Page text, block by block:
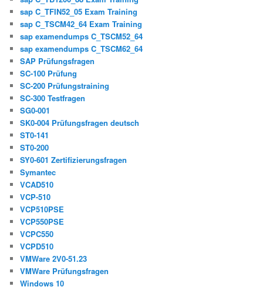
sap C_TFIN52_05 Exam Training
sap C_TSCM42_64 Exam Training
sap examendumps C_TSCM52_64
sap examendumps C_TSCM62_64
SAP Prüfungsfragen
SC-100 Prüfung
SC-200 Prüfungstraining
SC-300 Testfragen
SG0-001
SK0-004 Prüfungsfragen deutsch
ST0-141
ST0-200
SY0-601 Zertifizierungsfragen
Symantec
VCAD510
VCP-510
VCP510PSE
VCP550PSE
VCPC550
VCPD510
VMWare 2V0-51.23
VMWare Prüfungsfragen
Windows 10